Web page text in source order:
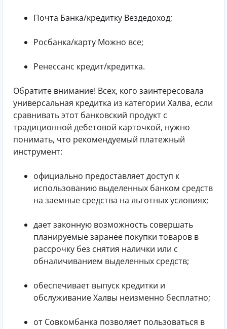
Почта Банка/кредитку Вездедоход;
Росбанка/карту Можно все;
Ренессанс кредит/кредитка.
Обратите внимание! Всех, кого заинтересовала
универсальная кредитка из категории Халва, если
сравнивать этот банковский продукт с
традиционной дебетовой карточкой, нужно
понимать, что рекомендуемый платежный
инструмент:
официально предоставляет доступ к
использованию выделенных банком средств
на заемные средства на льготных условиях;
дает законную возможность совершать
планируемые заранее покупки товаров в
рассрочку без снятия налички или с
обналичиванием выделенных средств;
обеспечивает выпуск кредитки и
обслуживание Халвы неизменно бесплатно;
от Совкомбанка позволяет пользоваться в